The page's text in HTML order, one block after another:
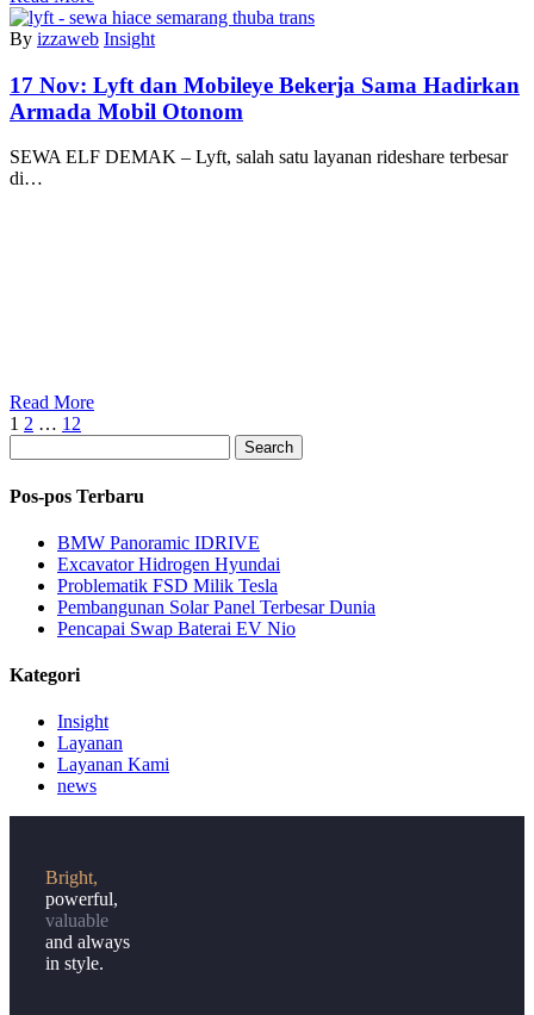
By izzaweb Insight
17 Nov: Lyft dan Mobileye Bekerja Sama Hadirkan
Armada Mobil Otonom
SEWA ELF DEMAK – Lyft, salah satu layanan rideshare terbesar
di…
Read More
1 2 … 12
Search
Pos-pos Terbaru
BMW Panoramic IDRIVE
Excavator Hidrogen Hyundai
Problematik FSD Milik Tesla
Pembangunan Solar Panel Terbesar Dunia
Pencapai Swap Baterai EV Nio
Kategori
Insight
Layanan
Layanan Kami
news
Bright,
powerful,
valuable
and always
in style.